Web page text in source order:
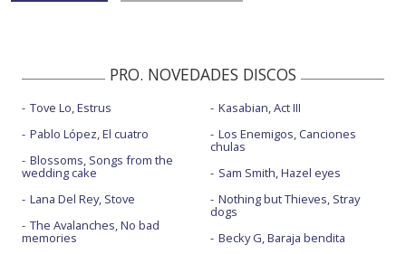
PRO. NOVEDADES DISCOS
Tove Lo, Estrus
Pablo López, El cuatro
Blossoms, Songs from the
wedding cake
Lana Del Rey, Stove
The Avalanches, No bad
memories
Kasabian, Act III
Los Enemigos, Canciones
chulas
Sam Smith, Hazel eyes
Nothing but Thieves, Stray
dogs
Becky G, Baraja bendita